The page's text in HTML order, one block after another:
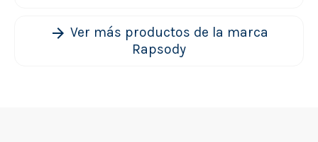
arrow_forward Ver más productos de la marca
Rapsody